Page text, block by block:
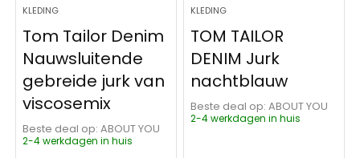
KLEDING
Tom Tailor Denim
Nauwsluitende
gebreide jurk van
viscosemix
Beste deal op:
ABOUT YOU
2-4 werkdagen in huis
KLEDING
TOM TAILOR
DENIM Jurk
nachtblauw
Beste deal op:
ABOUT YOU
2-4 werkdagen in huis